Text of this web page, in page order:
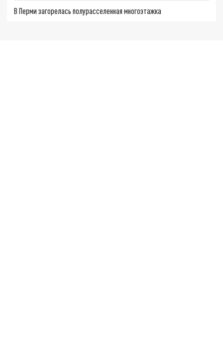
В Перми загорелась полурасселенная многоэтажка